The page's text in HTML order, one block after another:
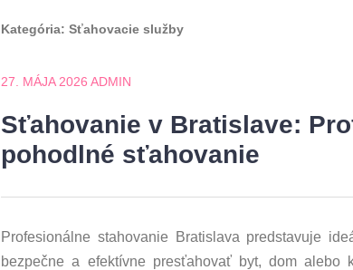
Kategória:Sťahovacie služby
27. MÁJA 2026 ADMIN
Sťahovanie v Bratislave:
pohodlné sťahovanie
Profesionálne stahovanie Bratislava predstavuje
bezpečne a efektívne presťahovať byt, dom alebo